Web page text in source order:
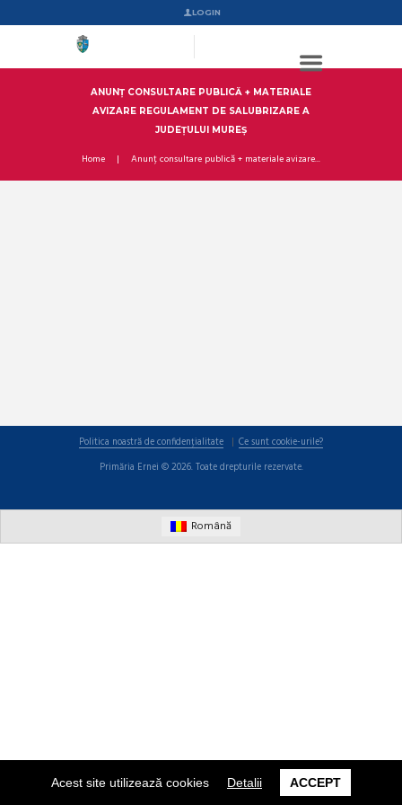
Acest site utilizează cookies Detalii ACCEPT
LOGIN
ANUNȚ CONSULTARE PUBLICĂ + MATERIALE
AVIZARE REGULAMENT DE SALUBRIZARE A
JUDEȚULUI MUREȘ
Home Anunț consultare publică + materiale avizare...
Politica noastră de confidențialitate
Ce sunt cookie-urile?
Primăria Ernei © 2026. Toate drepturile rezervate.
Română